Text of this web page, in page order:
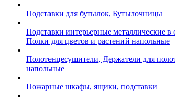
Подставки для бутылок, Бутылочницы
Подставки интерьерные металлические в
Полки для цветов и растений напольные
Полотенцесушители, Держатели для
напольные
Пожарные шкафы, ящики, подставки